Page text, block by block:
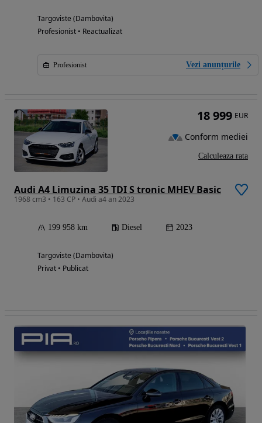
Targoviste (Dambovita)
Profesionist • Reactualizat
Profesionist Vezi anunțurile
Audi A4 Limuzina 35 TDI S tronic MHEV Basic
1968 cm3 • 163 CP • Audi a4 an 2023
199 958 km Diesel 2023
Targoviste (Dambovita)
Privat • Publicat
18 999 EUR
Conform mediei
Calculeaza rata